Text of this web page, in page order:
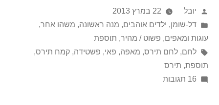
תאכל
לחם
תירס
פורסם
על
ידי
יובל
22 במרץ 2013
Posted
in
דל-שומן, ילדים אוהבים, מנה ראשונה, משהו אחר,
עוגות ומאפים, פשוט / מהיר, תוספת
תגיות:
לחם, לחם תירס, מאפה, פאי, פשטידה, קמח תירס,
תוספת, תירס
16 תגובות
על